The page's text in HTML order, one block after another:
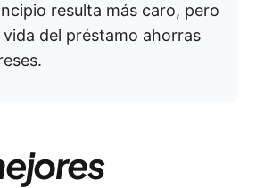
resulta más caro, pero
del préstamo ahorras